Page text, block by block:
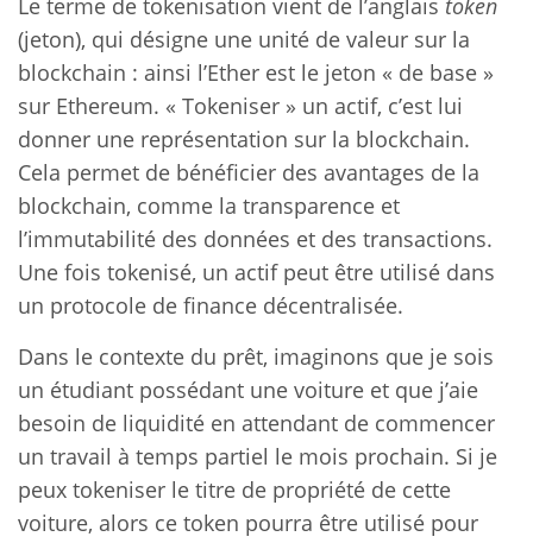
(jeton), qui désigne une unité de valeur sur la
blockchain : ainsi l’Ether est le jeton « de base »
sur Ethereum. « Tokeniser » un actif, c’est lui
donner une représentation sur la blockchain.
Cela permet de bénéficier des avantages de la
blockchain, comme la transparence et
l’immutabilité des données et des transactions.
Une fois tokenisé, un actif peut être utilisé dans
un protocole de finance décentralisée.
Dans le contexte du prêt, imaginons que je sois
un étudiant possédant une voiture et que j’aie
besoin de liquidité en attendant de commencer
un travail à temps partiel le mois prochain. Si je
peux tokeniser le titre de propriété de cette
voiture, alors ce token pourra être utilisé pour